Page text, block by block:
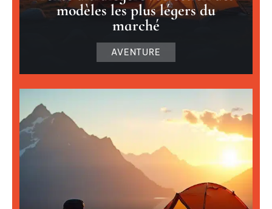
modèles les plus légers du
marché
AVENTURE